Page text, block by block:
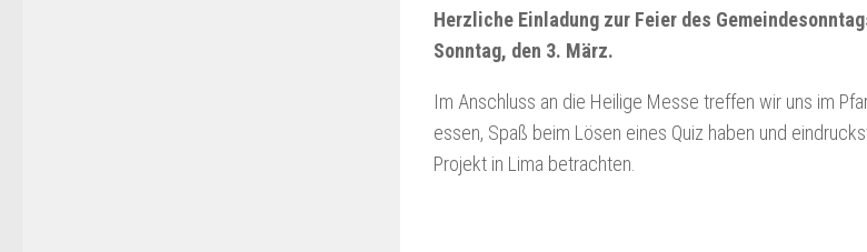
Herzliche Einladung zur Feier des
Sonntag, den 3. März.
Im Anschluss an die Heilige Messe treffen wir uns im
essen, Spaß beim Lösen eines Quiz haben und
Projekt in Lima betrachten.